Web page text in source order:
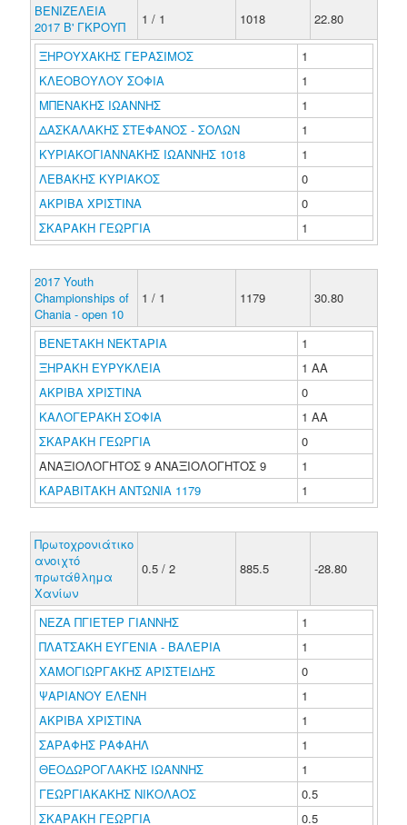
ΒΕΝΙΖΕΛΕΙΑ
2017 B' ΓΚΡΟΥΠ
1 / 1 1018 22.80
ΞΗΡΟΥΧΑΚΗΣ ΓΕΡΑΣΙΜΟΣ
1
ΚΛΕΟΒΟΥΛΟΥ ΣΟΦΙΑ
1
ΜΠΕΝΑΚΗΣ ΙΩΑΝΝΗΣ
1
ΔΑΣΚΑΛΑΚΗΣ ΣΤΕΦΑΝΟΣ - ΣΟΛΩΝ
1
ΚΥΡΙΑΚΟΓΙΑΝΝΑΚΗΣ ΙΩΑΝΝΗΣ 1018
1
ΛΕΒΑΚΗΣ ΚΥΡΙΑΚΟΣ
0
ΑΚΡΙΒΑ ΧΡΙΣΤΙΝΑ
0
ΣΚΑΡΑΚΗ ΓΕΩΡΓΙΑ
1
2017 Youth
Championships of
Chania - open 10
1 / 1 1179 30.80
ΒΕΝΕΤΑΚΗ ΝΕΚΤΑΡΙΑ
1
ΞΗΡΑΚΗ ΕΥΡΥΚΛΕΙΑ
1 ΑΑ
ΑΚΡΙΒΑ ΧΡΙΣΤΙΝΑ
0
ΚΑΛΟΓΕΡΑΚΗ ΣΟΦΙΑ
1 ΑΑ
ΣΚΑΡΑΚΗ ΓΕΩΡΓΙΑ
0
ΑΝΑΞΙΟΛΟΓΗΤΟΣ 9 ΑΝΑΞΙΟΛΟΓΗΤΟΣ 9
1
ΚΑΡΑΒΙΤΑΚΗ ΑΝΤΩΝΙΑ 1179
1
Πρωτοχρονιάτικο
ανοιχτό
πρωτάθλημα
Χανίων
0.5 / 2 885.5 -28.80
ΝΕΖΑ ΠΓΙΕΤΕΡ ΓΙΑΝΝΗΣ
1
ΠΛΑΤΣΑΚΗ ΕΥΓΕΝΙΑ - ΒΑΛΕΡΙΑ
1
ΧΑΜΟΓΙΩΡΓΑΚΗΣ ΑΡΙΣΤΕΙΔΗΣ
0
ΨΑΡΙΑΝΟΥ ΕΛΕΝΗ
1
ΑΚΡΙΒΑ ΧΡΙΣΤΙΝΑ
1
ΣΑΡΑΦΗΣ ΡΑΦΑΗΛ
1
ΘΕΟΔΩΡΟΓΛΑΚΗΣ ΙΩΑΝΝΗΣ
1
ΓΕΩΡΓΙΑΚΑΚΗΣ ΝΙΚΟΛΑΟΣ
0.5
ΣΚΑΡΑΚΗ ΓΕΩΡΓΙΑ
0.5